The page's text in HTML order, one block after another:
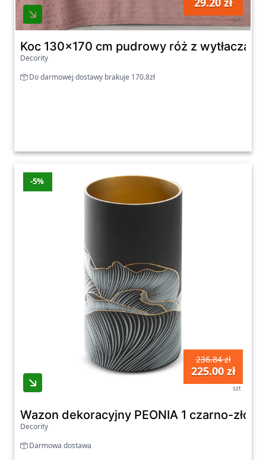
HARMONY
Eurofirany
Ostatnia aktualizacja promocji: czwartek,
06.08.2026
Zobacz wszystkie oferty promocyjne poniżej.
szt
Koc 130x170 cm pudrowy róż z
Decority
Do darmowej dostawy brakuje 170.8zł
-5%
236.84 zł
225.00 zł
szt
Wazon dekoracyjny PEONIA 1 czarno-
Decority
Darmowa dostawa